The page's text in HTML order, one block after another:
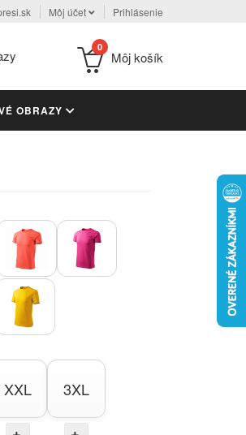
Môj účet Prihlásenie
0
Môj košík
OBRAZY
XXL 3XL